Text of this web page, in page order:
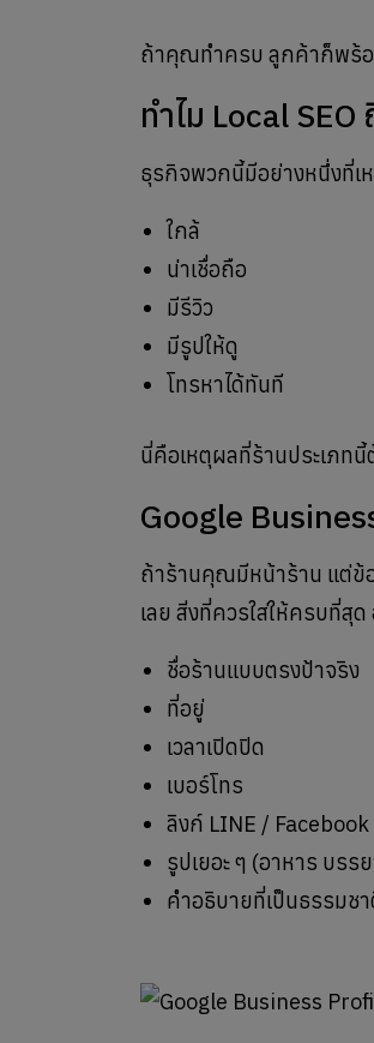
ถ้าคุณทำครบ ลูกค้าก็พร้อ
ทำไม Local
ธุรกิจพวกนี้มีอย่างหนึ่งที่เ
ใกล้
น่าเชื่อถือ
มีรีวิว
มีรูปให้ดู
โทรหาได้ทันที
นี่คือเหตุผลที่ร้านประเภท
Google
ถ้าร้านคุณมีหน้าร้าน แต่ข้
เลย สิ่งที่ควรใส่ให้ครบที่สุ
ชื่อร้านแบบตรงป้าจริง
ที่อยู่
เวลาเปิดปิด
เบอร์โทร
ลิงก์ LINE / Facebook
รูปเยอะ ๆ (อาหาร บร
คำอธิบายที่เป็นธรรมช